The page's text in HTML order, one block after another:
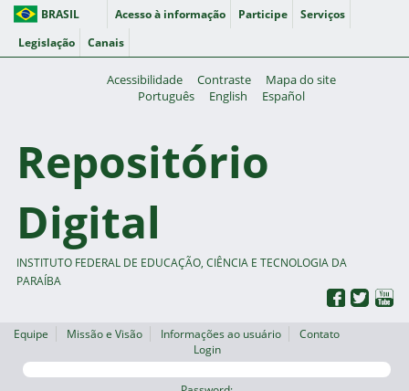
BRASIL Acesso à informação Participe
Serviços
Legislação
Canais
Acessibilidade Contraste
Mapa do site
Português
English Español
Repositório
Digital
INSTITUTO FEDERAL DE EDUCAÇÃO, CIÊNCIA E TECNOLOGIA DA
PARAÍBA
Equipe Missão e Visão Informações ao usuário
Contato
Login